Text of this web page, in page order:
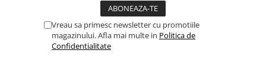
Vreau sa primesc newsletter cu promotiile
magazinului. Afla mai multe in Politica de
Confidentialitate